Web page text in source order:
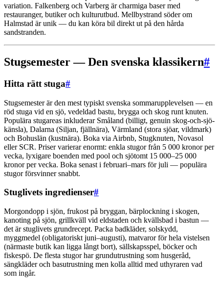
variation. Falkenberg och Varberg är charmiga baser med
restauranger, butiker och kulturutbud. Mellbystrand söder om
Halmstad är unik — du kan köra bil direkt ut på den hårda
sandstranden.
Stugsemester — Den svenska klassikern#
Hitta rätt stuga#
Stugsemester är den mest typiskt svenska sommarupplevelsen — en
röd stuga vid en sjö, vedeldad bastu, brygga och skog runt knuten.
Populära stugareas inkluderar Småland (billigt, genuin skog-och-sjö-
känsla), Dalarna (Siljan, fjällnära), Värmland (stora sjöar, vildmark)
och Bohuslän (kustnära). Boka via Airbnb, Stugknuten, Novasol
eller SCR. Priser varierar enormt: enkla stugor från 5 000 kronor per
vecka, lyxigare boenden med pool och sjötomt 15 000–25 000
kronor per vecka. Boka senast i februari–mars för juli — populära
stugor försvinner snabbt.
Stuglivets ingredienser#
Morgondopp i sjön, frukost på bryggan, bärplockning i skogen,
kanoting på sjön, grillkväll vid eldstaden och kvällsbad i bastun —
det är stuglivets grundrecept. Packa badkläder, solskydd,
myggmedel (obligatoriskt juni–augusti), matvaror för hela vistelsen
(närmaste butik kan ligga långt bort), sällskapsspel, böcker och
fiskespö. De flesta stugor har grundutrustning som husgeråd,
sängkläder och basutrustning men kolla alltid med uthyraren vad
som ingår.